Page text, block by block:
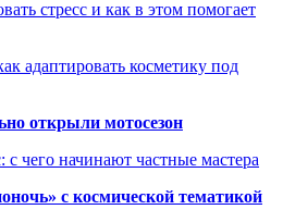
стресс и как в этом помогает
адаптировать косметику под
открыли мотосезон
чего начинают частные мастера
с космической тематикой